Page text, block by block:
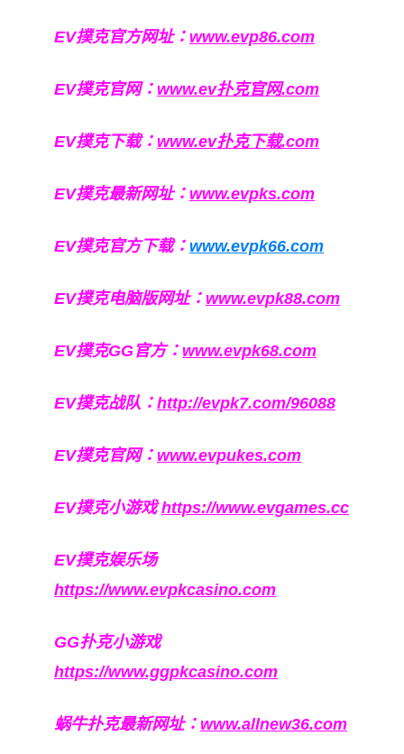
EV撲克官方网址： www.evp86.com
EV撲克官网： www.ev扑克官网.com
EV撲克下载： www.ev扑克下载.com
EV撲克最新网址： www.evpks.com
EV撲克官方下载： www.evpk66.com
EV撲克电脑版网址： www.evpk88.com
EV撲克GG官方： www.evpk68.com
EV撲克战队： http://evpk7.com/96088
EV撲克官网： www.evpukes.com
EV撲克小游戏https://www.evgames.cc
EV撲克娱乐场
https://www.evpkcasino.com
GG扑克小游戏
https://www.ggpkcasino.com
蜗牛扑克最新网址： www.allnew36.com